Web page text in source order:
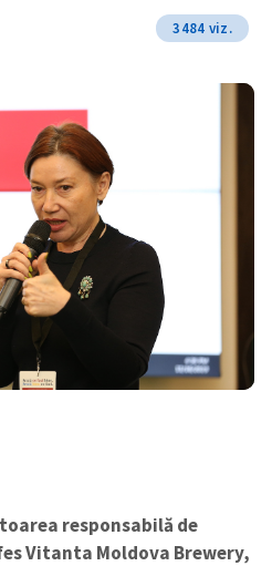
3484 viz.
responsabilă de
Vitanta Moldova Brewery,